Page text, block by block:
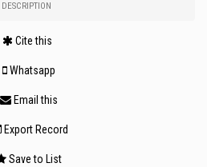
DESCRIPTION
Cite this
Whatsapp
Email this
Export Record
Save to List